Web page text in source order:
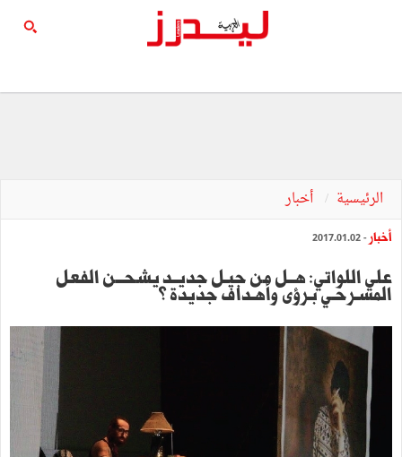
الرئيسية أخبار
أخبار - 2017.01.02
‬المسـرحـي‭ ‬بـرؤى‭ ‬وأهـداف‭ ‬جديدة ‬؟